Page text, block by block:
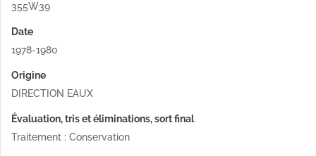
355W39
Date
1978-1980
Origine
DIRECTION EAUX
Évaluation, tris et éliminations, sort final
Traitement : Conservation